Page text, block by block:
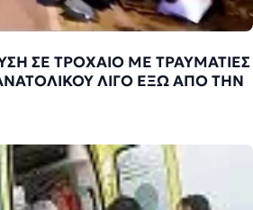
ΣΕ ΤΡΟΧΑΙΟ ΜΕ ΤΡΑΥΜΑΤΙΕΣ
ΛΙΓΟ ΕΞΩ ΑΠΟ ΤΗΝ